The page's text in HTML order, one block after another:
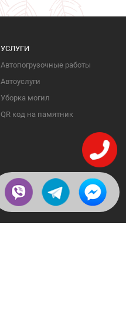
УСЛУГИ
Автопогрузочные работы
Автоуслуги
Уборка могил
QR код на памятник